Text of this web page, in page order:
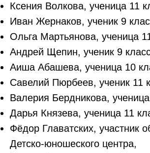
Ксения Волкова, ученица 11
Иван Жернаков, ученик 9
Ольга Мартьянова, ученица
Андрей Щепин, ученик 9
Аиша Абашева, ученица 10
Савелий Пюрбеев, ученик
Валерия Бердникова,
Дарья Князева, ученица 11
Фёдор Главатских, участник
Детско-юношеского центра,